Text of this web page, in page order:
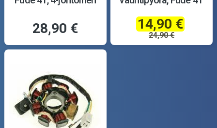
28,90 € 14,90 €
24,90 €